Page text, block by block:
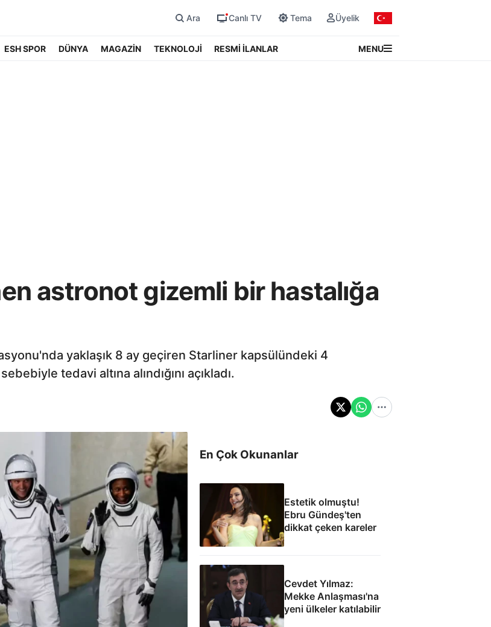
Ara Canlı TV Tema Üyelik
ESH SPOR DÜNYA MAGAZİN TEKNOLOJİ RESMİ İLANLAR MENU
astronot gizemli bir hastalığa
yaklaşık 8 ay geçiren Starliner kapsülündeki 4
tedavi altına alındığını açıkladı.
En Çok Okunanlar
Estetik olmuştu!
Ebru Gündeş'ten
dikkat çeken kareler
Cevdet Yılmaz:
Mekke Anlaşması'na
yeni ülkeler katılabilir